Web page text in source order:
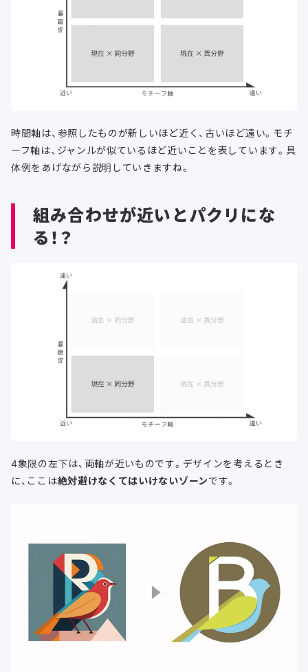
時間軸は、参照したものが新しいほど近く、古いほど遠い。モチ
ーフ軸は、ジャンルが似ているほど近いことを表しています。具
体例をあげながら説明していきますね。
組み合わせが近いとパクリにな
る！？
4象限の左下は、両軸が近いものです。デザインを考えるとき
に、ここは絶対避けなくてはいけないゾーンです。